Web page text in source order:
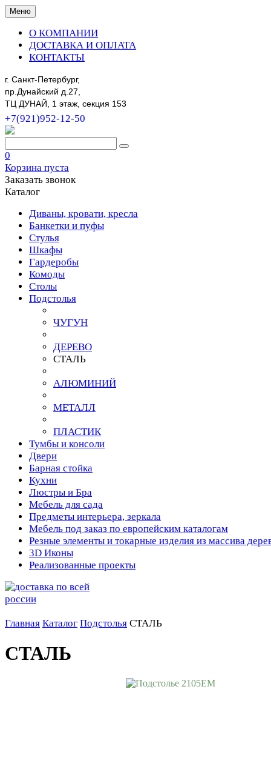
Меню
О КОМПАНИИ
ДОСТАВКА И ОПЛАТА
КОНТАКТЫ
г. Санкт-Петербург,
пр.Дунайский д.27,
ТЦ ДУНАЙ, 1 этаж, секция 153
+7(921)952-12-50
0
Корзина пуста
Заказать звонок
Каталог
Диваны, кровати, кресла
Банкетки и пуфы
Стулья
Шкафы
Гардеробы
Комоды
Столы
Подстолья
ЧУГУН
ДЕРЕВО
СТАЛЬ
АЛЮМИНИЙ
МЕТАЛЛ
ПЛАСТИК
Тумбы и консоли
Двери
Барная стойка
Кухни
Люстры и Бра
Мебель для сада
Предметы интерьера, зеркала
Мебель под заказ по европейским каталогам
Резные элементы и токарные изделия из массива
3D Иконы
Реализованные проекты
Главная Каталог Подстолья СТАЛЬ
СТАЛЬ